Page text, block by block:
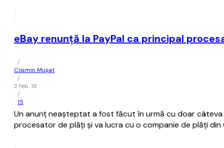
eBay renunţă la PayPal ca principal
/
Cosmin Mușat
/
2 feb. 18
/
15
Un anunţ neaşteptat a fost făcut în urmă cu doar
procesator de plăţi şi va lucra cu o companie de plăţi